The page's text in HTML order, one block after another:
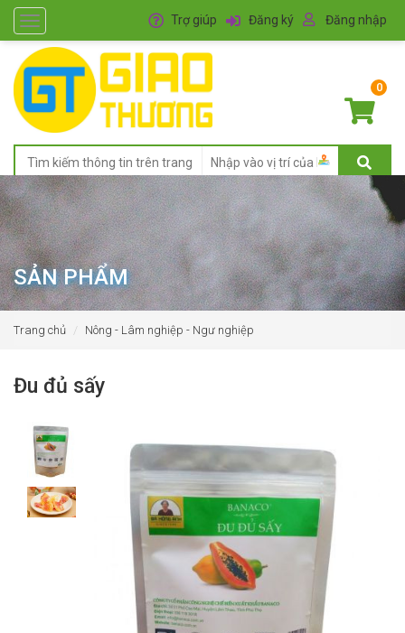
0
Toggle
navigation
Trợ giúp Đăng ký Đăng nhập
SẢN PHẨM
Trang chủ Nông - Lâm nghiệp - Ngư nghiệp
Đu đủ sấy